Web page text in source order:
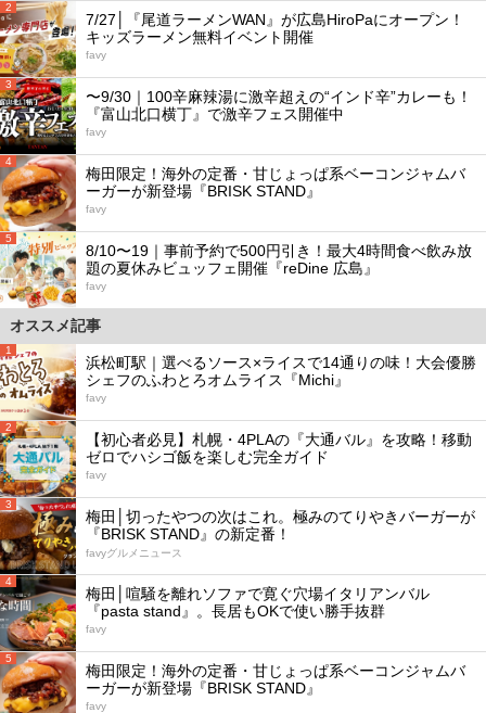
2
7/27│『尾道ラーメンWAN』が広島HiroPaにオープン！
キッズラーメン無料イベント開催
favy
3
〜9/30｜100辛麻辣湯に激辛超えの“インド辛”カレーも！
『富山北口横丁』で激辛フェス開催中
favy
4
梅田限定！海外の定番・甘じょっぱ系ベーコンジャムバ
ーガーが新登場『BRISK STAND』
favy
5
8/10〜19｜事前予約で500円引き！最大4時間食べ飲み放
題の夏休みビュッフェ開催『reDine 広島』
favy
オススメ記事
1
浜松町駅｜選べるソース×ライスで14通りの味！大会優勝
シェフのふわとろオムライス『Michi』
favy
2
【初心者必見】札幌・4PLAの『大通バル』を攻略！移動
ゼロでハシゴ飯を楽しむ完全ガイド
favy
3
梅田│切ったやつの次はこれ。極みのてりやきバーガーが
『BRISK STAND』の新定番！
favyグルメニュース
4
梅田│喧騒を離れソファで寛ぐ穴場イタリアンバル
『pasta stand』。長居もOKで使い勝手抜群
favy
5
梅田限定！海外の定番・甘じょっぱ系ベーコンジャムバ
ーガーが新登場『BRISK STAND』
favy